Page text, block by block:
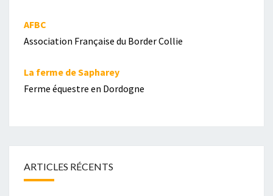
AFBC
Association Française du Border Collie
La ferme de Sapharey
Ferme équestre en Dordogne
ARTICLES RÉCENTS